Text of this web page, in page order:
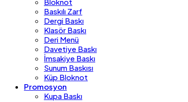
Baskılı Zarf
Dergi Baskı
Klasör Baskı
Deri Menü
Davetiye Baskı
İmsakiye Baskı
Sunum Baskısı
Küp Bloknot
Promosyon
Kupa Baskı